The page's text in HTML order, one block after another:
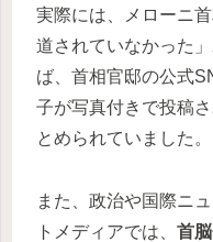
実際には、メローニ
道されていなかった
ば、首相官邸の公式
子が写真付きで投稿
とめられていました。
また、政治や国際ニ
トメディアでは、 首